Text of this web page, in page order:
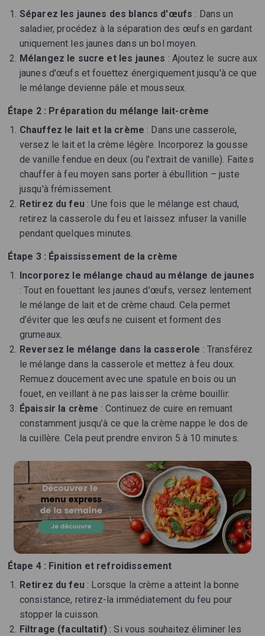
Séparez les jaunes des blancs d'œufs : Dans un
saladier, procédez à la séparation des œufs en gardant
uniquement les jaunes dans un bol moyen.
Mélangez le sucre et les jaunes : Ajoutez le sucre aux
jaunes d'œufs et fouettez énergiquement jusqu'à ce que
le mélange devienne pâle et mousseux.
Étape 2 : Préparation du mélange lait-crème
Chauffez le lait et la crème : Dans une casserole,
versez le lait et la crème légère. Incorporez la gousse
de vanille fendue en deux (ou l'extrait de vanille). Faites
chauffer à feu moyen sans porter à ébullition – juste
jusqu'à frémissement.
Retirez du feu: Une fois que le mélange est chaud,
retirez la casserole du feu et laissez infuser la vanille
pendant quelques minutes.
Étape 3 : Épaississement de la crème
Incorporez le mélange chaud au mélange de jaunes
: Tout en fouettant les jaunes d'œufs, versez lentement
le mélange de lait et de crème chaud. Cela permet
d’éviter que les œufs ne cuisent et forment des
grumeaux.
Reversez le mélange dans la casserole : Transférez
le mélange dans la casserole et mettez à feu doux.
Remuez doucement avec une spatule en bois ou un
fouet, en veillant à ne pas laisser la crème bouillir.
Épaissir la crème : Continuez de cuire en remuant
constamment jusqu’à ce que la crème nappe le dos de
la cuillère. Cela peut prendre environ 5 à 10 minutes.
Étape 4 : Finition et refroidissement
Retirez du feu: Lorsque la crème a atteint la bonne
consistance, retirez-la immédiatement du feu pour
stopper la cuisson.
Filtrage (facultatif): Si vous souhaitez éliminer les